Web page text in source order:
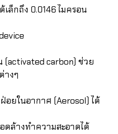
ล็กถึง 0.0146 ไมครอน
(activated carbon) ช่วย
างๆ
อยในอากาศ (Aerosol) ได้
ดล้างทำความสะอาดได้